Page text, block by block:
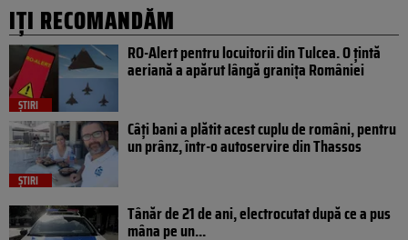
IȚI RECOMANDĂM
ȘTIRI
RO-Alert pentru locuitorii din Tulcea. O țintă
aeriană a apărut lângă granița României
ȘTIRI
Câți bani a plătit acest cuplu de români, pentru
un prânz, într-o autoservire din Thassos
Tânăr de 21 de ani, electrocutat după ce a pus
mâna pe un...